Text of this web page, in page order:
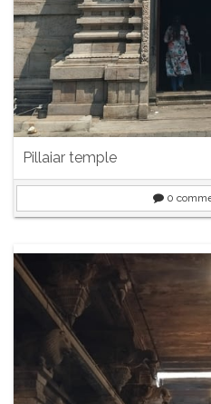
Pillaiar temple
0